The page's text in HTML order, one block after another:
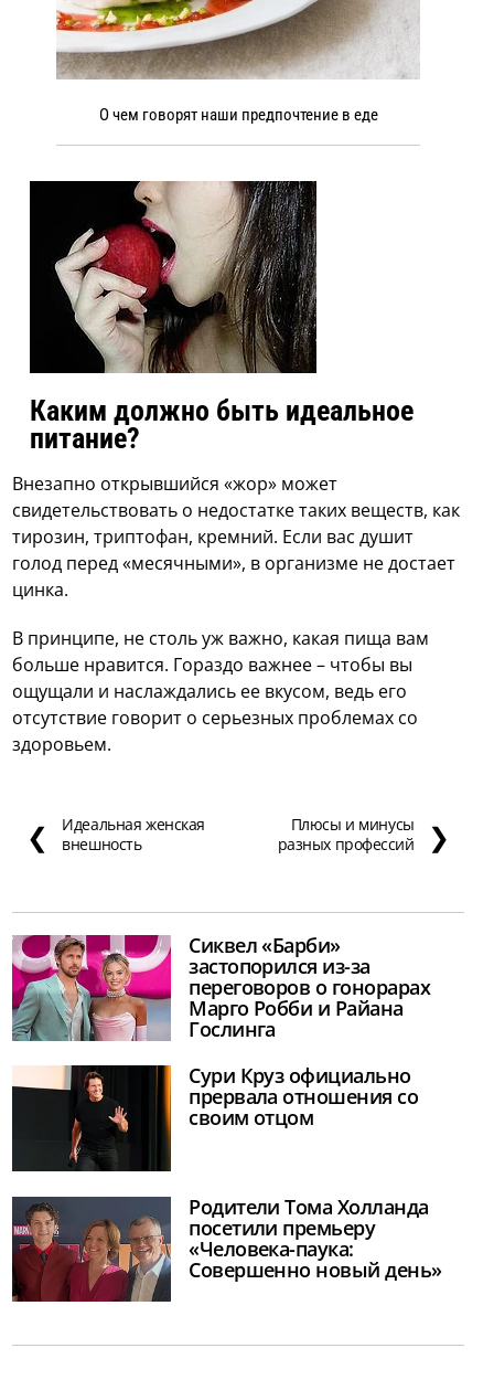
О чем говорят наши предпочтение в еде
Каким должно быть идеальное
питание?
Внезапно открывшийся «жор» может
свидетельствовать о недостатке таких веществ, как
тирозин, триптофан, кремний. Если вас душит
голод перед «месячными», в организме не достает
цинка.
В принципе, не столь уж важно, какая пища вам
больше нравится. Гораздо важнее – чтобы вы
ощущали и наслаждались ее вкусом, ведь его
отсутствие говорит о серьезных проблемах со
здоровьем.
❮
Идеальная женская
внешность
Плюсы и минусы
разных профессий
❯
Сиквел «Барби»
застопорился из-за
переговоров о гонорарах
Марго Робби и Райана
Гослинга
Сури Круз официально
прервала отношения со
своим отцом
Родители Тома Холланда
посетили премьеру
«Человека-паука:
Совершенно новый день»